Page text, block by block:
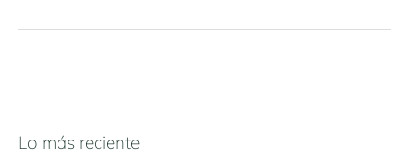
Lo más reciente
N